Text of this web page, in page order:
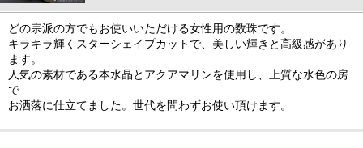
どの宗派の方でもお使いいただける女性用の数珠です。
キラキラ輝くスターシェイプカットで、美しい輝きと高級感があり
ます。
人気の素材である本水晶とアクアマリンを使用し、上質な水色の房
で
お洒落に仕立てました。世代を問わずお使い頂けます。